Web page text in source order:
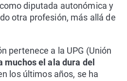
diputada autonómica y
otra profesión, más allá de
pertenece a la UPG (Unión
muchos el ala dura del
los últimos años, se ha